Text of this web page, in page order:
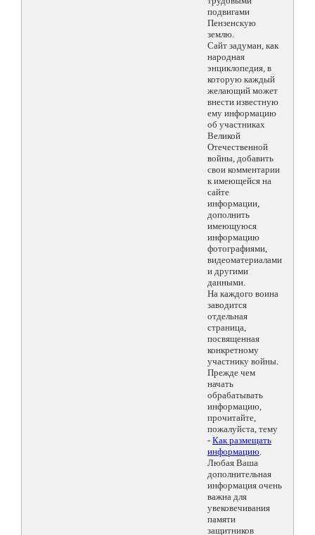
подвигами
Пензенскую
землю.
Сайт задуман, как
народная
энциклопедия, в
которую каждый
желающий может
внести известную
ему информацию
об участниках
Великой
Отечественной
войны, добавить
свои комментарии
к имеющейся на
сайте
информации,
дополнить
имеющуюся
информацию
фотографиями,
видеоматериалами
и другими
данными.
На каждого воина
заводится
отдельная
страница,
посвященная
конкретному
участнику войны.
Прежде чем
начать
обрабатывать
информацию,
прочитайте,
пожалуйста, тему
- Как размещать
информацию.
Любая Ваша
дополнительная
информация очень
важна для
увековечивания
памяти
защитников